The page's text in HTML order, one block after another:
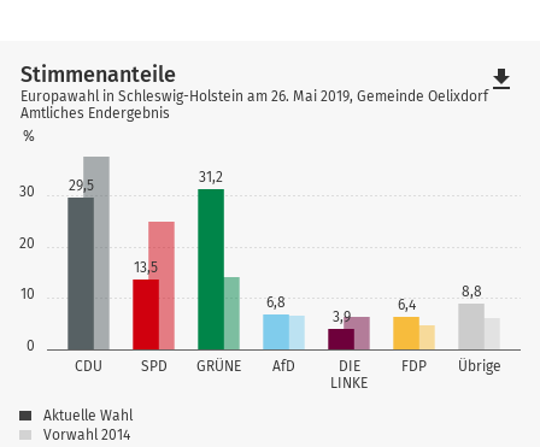
0
10
20
30
%
CDU SPD GRÜNE AfD
DIE
LINKE
FDP Übrige
29,5
13,5
31,2
6,8
3,9
6,4
8,8
Stimmenanteile
Europawahl in Schleswig-Holstein am 26. Mai 2019, Gemeinde Oelixdorf
Amtliches Endergebnis
Aktuelle Wahl
Vorwahl 2014
file_download